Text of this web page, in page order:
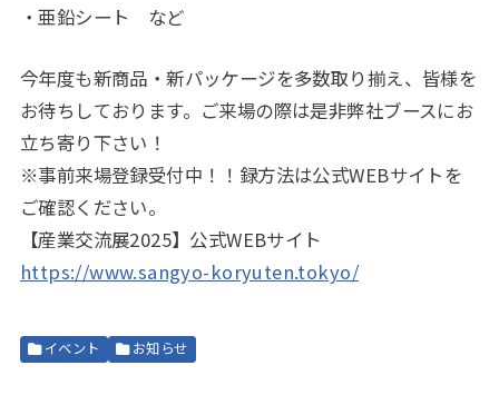
・亜鉛シート など
今年度も新商品・新パッケージを多数取り揃え、皆様を
お待ちしております。ご来場の際は是非弊社ブースにお
立ち寄り下さい！
※事前来場登録受付中！！録方法は公式WEBサイトを
ご確認ください。
【産業交流展2025】公式WEBサイト
https://www.sangyo-koryuten.tokyo/
イベント お知らせ